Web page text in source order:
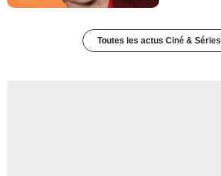
Toutes les actus Ciné & Séries